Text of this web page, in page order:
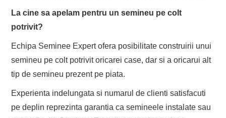
La cine sa apelam pentru un semineu pe colt
potrivit?
Echipa Seminee Expert ofera posibilitate construirii unui
semineu pe colt potrivit oricarei case, dar si a oricarui alt
tip de semineu prezent pe piata.
Experienta indelungata si numarul de clienti satisfacuti
pe deplin reprezinta garantia ca semineele instalate sau